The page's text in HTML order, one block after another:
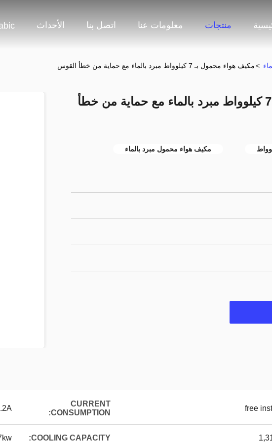
منتجات معلومات عنا اتصل بنا الأحداث
>مكيف هواء محمول بـ 7 كيلوواط مبرد بالماء مع حماية من خطأ القوس
مكيف هواء محمول بـ 7 كيلوواط مبرد بالماء مع حماية من خطأ
مكيف هواء محمول مبرد بالماء
free
CURRENT
CONSUMPTION:
COOLING CAPACITY: